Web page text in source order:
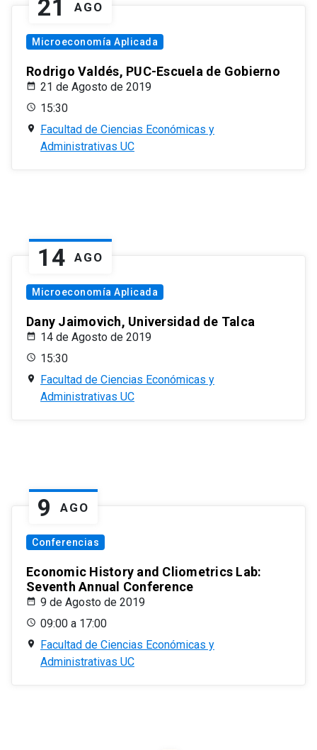
21 AGO
Microeconomía Aplicada
Rodrigo Valdés, PUC-Escuela de Gobierno
21 de Agosto de 2019
15:30
Facultad de Ciencias Económicas y
Administrativas UC
14 AGO
Microeconomía Aplicada
Dany Jaimovich, Universidad de Talca
14 de Agosto de 2019
15:30
Facultad de Ciencias Económicas y
Administrativas UC
9 AGO
Conferencias
Economic History and Cliometrics Lab:
Seventh Annual Conference
9 de Agosto de 2019
09:00 a 17:00
Facultad de Ciencias Económicas y
Administrativas UC